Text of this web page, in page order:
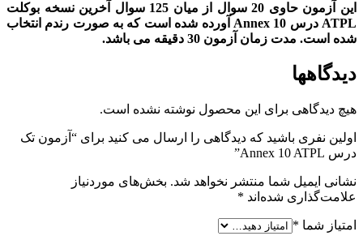
این آزمون حاوی 20 سوال از میان 125 سوال آخرین نسخه بوکلت
ATPL درس Annex 10 آورده شده است که به صورت رندم انتخاب
شده است. مدت زمان آزمون 30 دقیقه می باشد.
دیدگاهها
هیچ دیدگاهی برای این محصول نوشته نشده است.
اولین نفری باشید که دیدگاهی را ارسال می کنید برای “آزمون تک
درس Annex 10 ATPL”
نشانی ایمیل شما منتشر نخواهد شد. بخش‌های موردنیاز
علامت‌گذاری شده‌اند *
امتیاز شما *